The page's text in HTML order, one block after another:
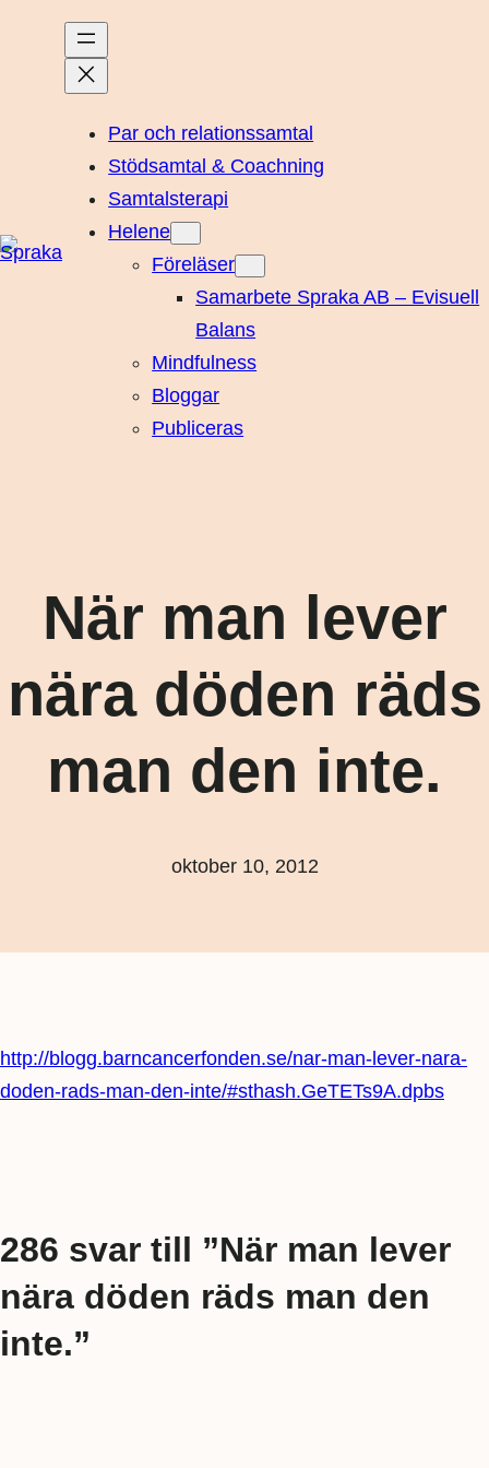
Par och relationssamtal
Stödsamtal & Coachning
Samtalsterapi
Helene
Föreläser
Samarbete Spraka AB – Evisuell
Balans
Mindfulness
Bloggar
Publiceras
När man lever
nära döden räds
man den inte.
oktober 10, 2012
http://blogg.barncancerfonden.se/nar-man-lever-nara-
doden-rads-man-den-inte/#sthash.GeTETs9A.dpbs
286 svar till ”När man lever
nära döden räds man den
inte.”